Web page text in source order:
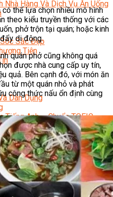
Nhà Hàng Và Dịch Vụ Ăn Uống
Sắc Đẹp
Tiện
Dân Dụng
Tiếng Anh – Chuẩn TOEIC
Nam
Á Âu
thể lựa chọn nhiều mô hình
theo kiểu truyền thống với các
phở trộn tại quán; hoặc kinh
di động.
quán phở cũng không quá
được nhà cung cấp uy tín,
quả. Bên cạnh đó, với món ăn
từ một quán nhỏ và phát
công thức nấu ổn định cùng